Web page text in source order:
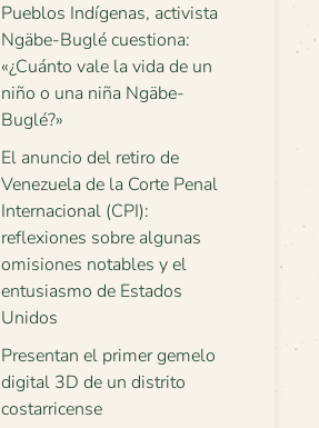
Pueblos Indígenas, activista
Ngäbe-Buglé cuestiona:
«¿Cuánto vale la vida de un
niño o una niña Ngäbe-
Buglé?»
El anuncio del retiro de
Venezuela de la Corte Penal
Internacional (CPI):
reflexiones sobre algunas
omisiones notables y el
entusiasmo de Estados
Unidos
Presentan el primer gemelo
digital 3D de un distrito
costarricense